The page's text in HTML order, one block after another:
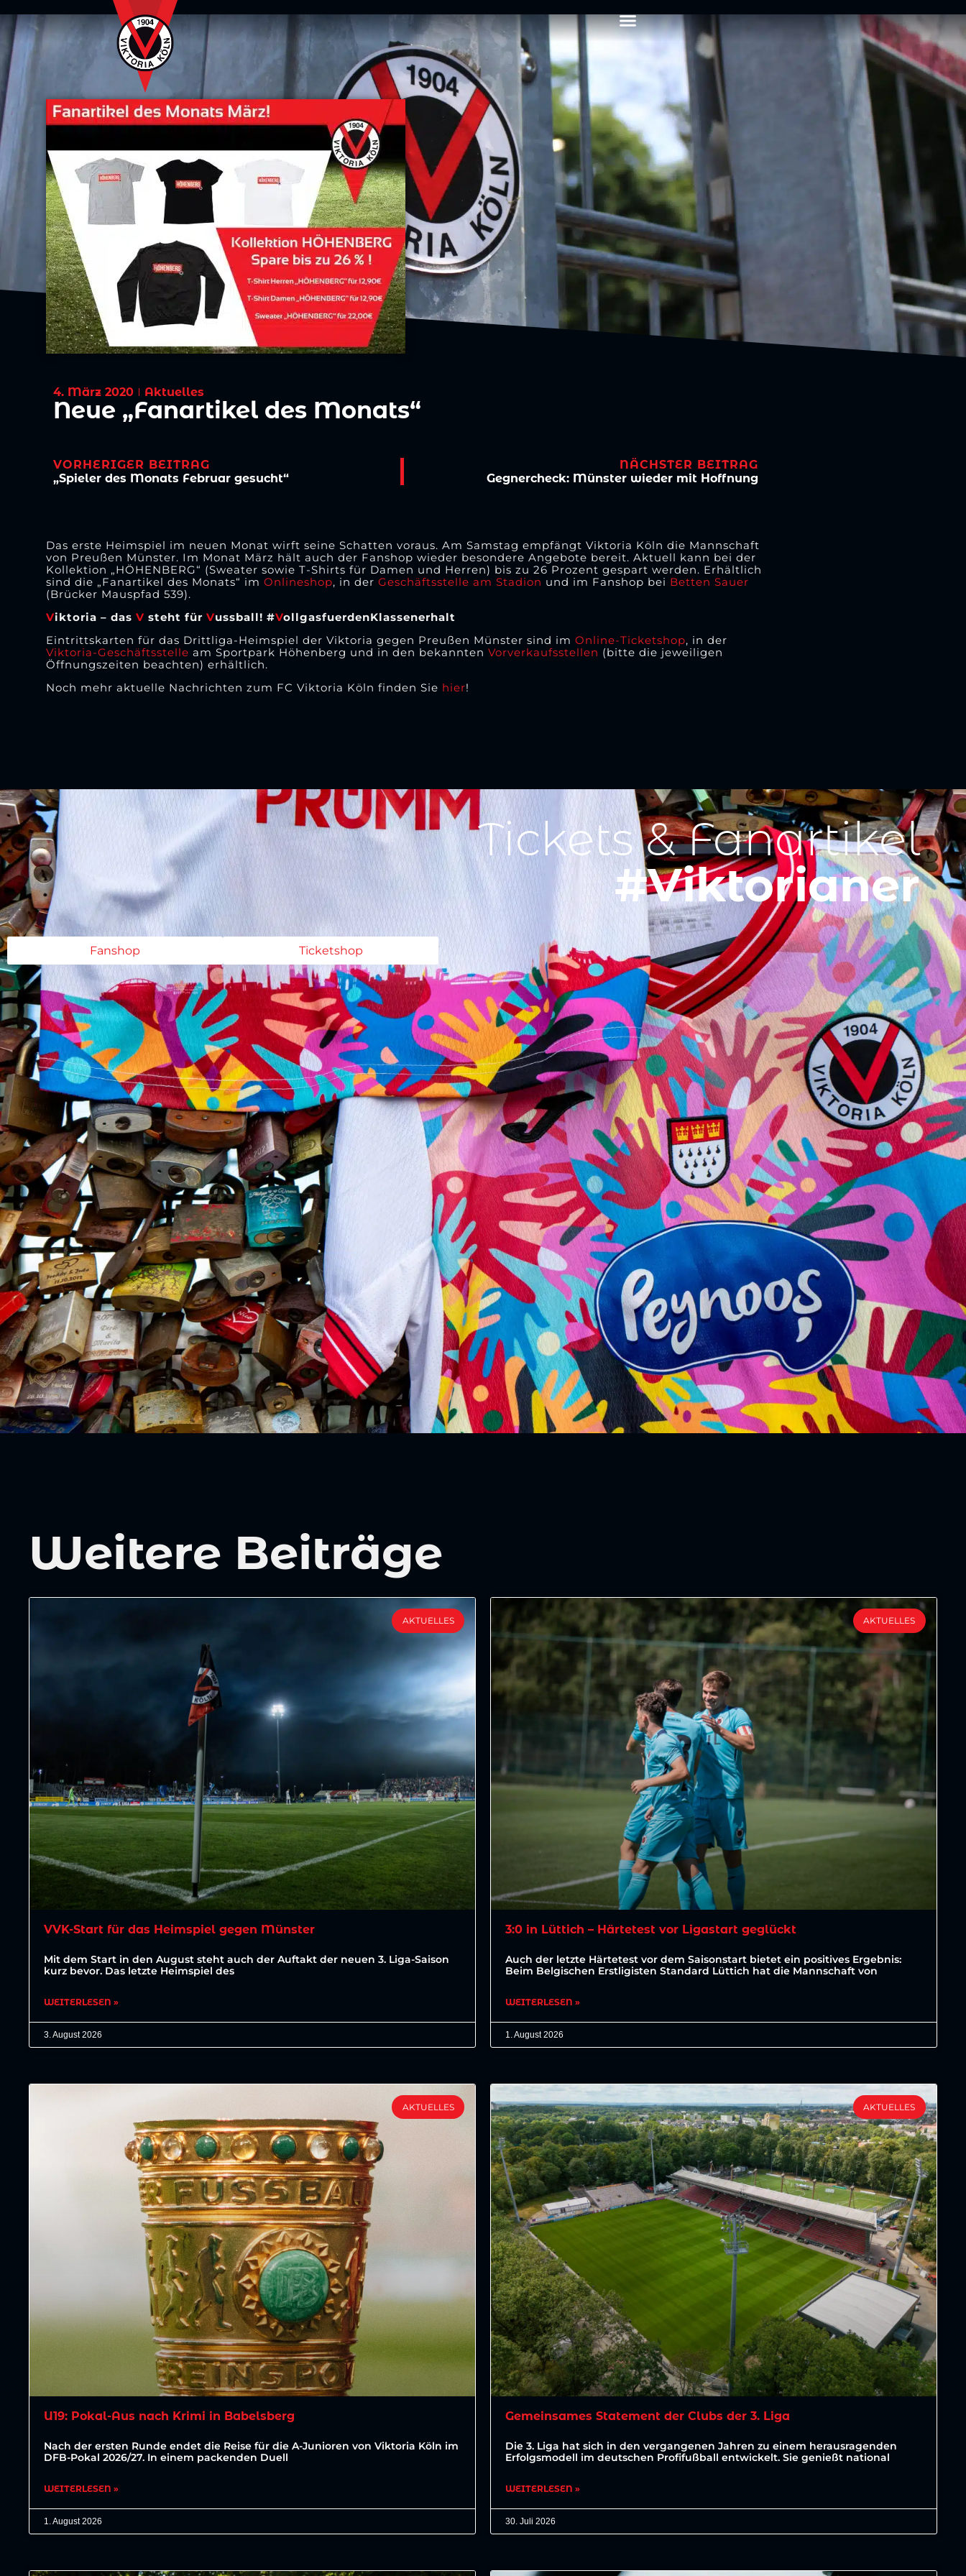
4. März 2020 Aktuelles
Neue „Fanartikel des Monats“
VORHERIGER BEITRAG
„Spieler des Monats Februar gesucht“
NÄCHSTER BEITRAG
Gegnercheck: Münster wieder mit Hoffnung
Das erste Heimspiel im neuen Monat wirft seine Schatten voraus. Am Samstag empfängt Viktoria Köln die Mannschaft
von Preußen Münster. Im Monat März hält auch der Fanshop wieder besondere Angebote bereit. Aktuell kann bei der
Kollektion „HÖHENBERG“ (Sweater sowie T-Shirts für Damen und Herren) bis zu 26 Prozent gespart werden. Erhältlich
sind die „Fanartikel des Monats“ im Onlineshop, in der Geschäftsstelle am Stadion und im Fanshop bei Betten Sauer
(Brücker Mauspfad 539).
Viktoria – das V steht für Vussball! #VollgasfuerdenKlassenerhalt
Eintrittskarten für das Drittliga-Heimspiel der Viktoria gegen Preußen Münster sind im Online-Ticketshop, in der
Viktoria-Geschäftsstelle am Sportpark Höhenberg und in den bekannten Vorverkaufsstellen (bitte die jeweiligen
Öffnungszeiten beachten) erhältlich.
Noch mehr aktuelle Nachrichten zum FC Viktoria Köln finden Sie hier!
Tickets & Fanartikel
#Viktorianer
Fanshop Ticketshop
Weitere Beiträge
AKTUELLES
VVK-Start für das Heimspiel gegen Münster
Mit dem Start in den August steht auch der Auftakt der neuen 3. Liga-Saison
kurz bevor. Das letzte Heimspiel des
WEITERLESEN »
3. August 2026
AKTUELLES
3:0 in Lüttich – Härtetest vor Ligastart geglückt
Auch der letzte Härtetest vor dem Saisonstart bietet ein positives Ergebnis:
Beim Belgischen Erstligisten Standard Lüttich hat die Mannschaft von
WEITERLESEN »
1. August 2026
AKTUELLES
U19: Pokal-Aus nach Krimi in Babelsberg
Nach der ersten Runde endet die Reise für die A-Junioren von Viktoria Köln im
DFB-Pokal 2026/27. In einem packenden Duell
WEITERLESEN »
1. August 2026
AKTUELLES
Gemeinsames Statement der Clubs der 3. Liga
Die 3. Liga hat sich in den vergangenen Jahren zu einem herausragenden
Erfolgsmodell im deutschen Profifußball entwickelt. Sie genießt national
WEITERLESEN »
30. Juli 2026